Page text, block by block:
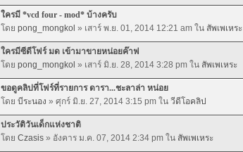
ใครมี *vcd four - mod* บ้างครับ
โดย pong_mongkol » เสาร์ พ.ย. 01, 2014 12:21 am ใน สัพเพเหระ
ใครมีซีดีโฟร์ มด เข้ามาขายหน่อยค๊าฟ
โดย pong_mongkol » เสาร์ มิ.ย. 28, 2014 3:28 pm ใน สัพเพเหระ
ขอดูคลิปที่โฟร์ที่รายการ ดารา...ชะลาล่า หน่อย
โดย บีระนอง » ศุกร์ มิ.ย. 27, 2014 3:15 pm ใน วีดีโอคลิป
ประวัติวันเด็กแห่งชาติ
โดย Czasis » อังคาร ม.ค. 07, 2014 2:34 pm ใน สัพเพเหระ